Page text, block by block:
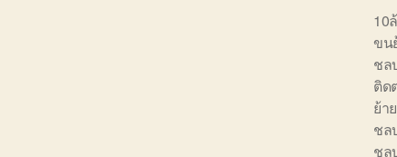
10
ขน
ชล
ติด
ย้า
ชล
ชล